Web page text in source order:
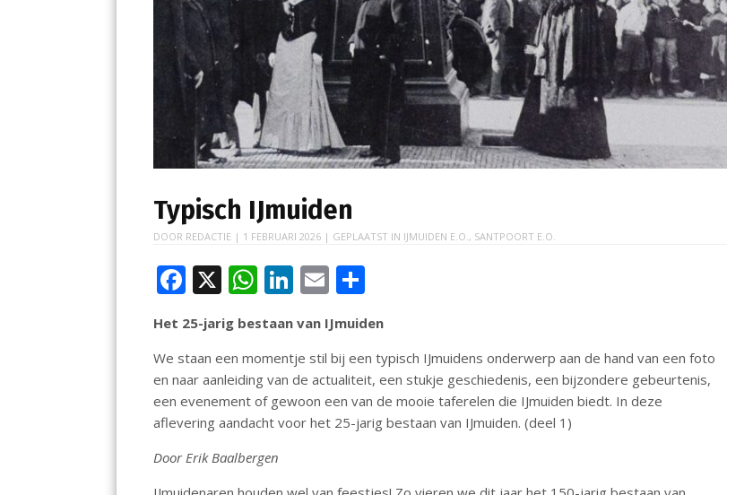
Typisch IJmuiden
DOOR REDACTIE | 1 FEBRUARI 2026 | GEPLAATST IN IJMUIDEN E.O., SANTPOORT E.O.
F
ac
e
b
o
o
k
X W
h
at
s
A
p
p
Li
n
k
e
dI
n
E
m
ai
l
e
n
Het 25-jarig bestaan van IJmuiden
We staan een momentje stil bij een typisch IJmuidens onderwerp aan de hand van een foto
en naar aanleiding van de actualiteit, een stukje geschiedenis, een bijzondere gebeurtenis,
een evenement of gewoon een van de mooie taferelen die IJmuiden biedt. In deze
aflevering aandacht voor het 25-jarig bestaan van IJmuiden. (deel 1)
Door Erik Baalbergen